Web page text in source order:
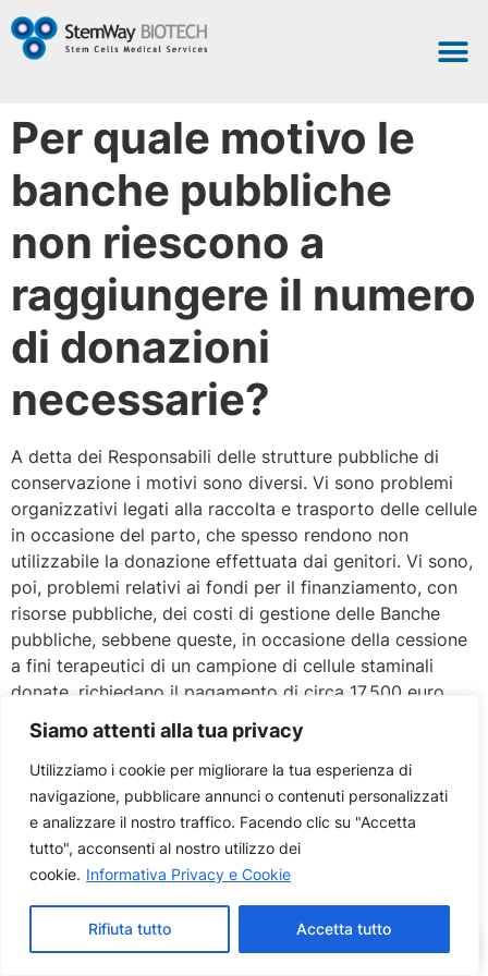
Siamo attenti alla tua privacy
Utilizziamo i cookie per migliorare la tua esperienza di
navigazione, pubblicare annunci o contenuti personalizzati
e analizzare il nostro traffico. Facendo clic su "Accetta
tutto", acconsenti al nostro utilizzo dei
cookie. Informativa Privacy e Cookie
Rifiuta tutto Accetta tutto
Per quale motivo le
banche pubbliche
non riescono a
raggiungere il numero
di donazioni
necessarie?
A detta dei Responsabili delle strutture pubbliche di
conservazione i motivi sono diversi. Vi sono problemi
organizzativi legati alla raccolta e trasporto delle cellule
in occasione del parto, che spesso rendono non
utilizzabile la donazione effettuata dai genitori. Vi sono,
poi, problemi relativi ai fondi per il finanziamento, con
risorse pubbliche, dei costi di gestione delle Banche
pubbliche, sebbene queste, in occasione della cessione
a fini terapeutici di un campione di cellule staminali
donate, richiedano il pagamento di circa 17.500 euro
quale rimborso spese.
© 2026 StemWay Biotech